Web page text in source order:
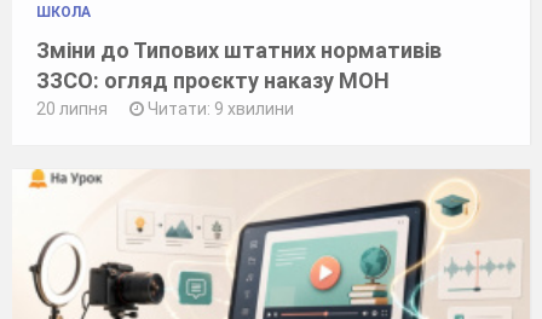
ШКОЛА
Зміни до Типових штатних нормативів
ЗЗСО: огляд проєкту наказу МОН
20 липня Читати: 9 хвилини